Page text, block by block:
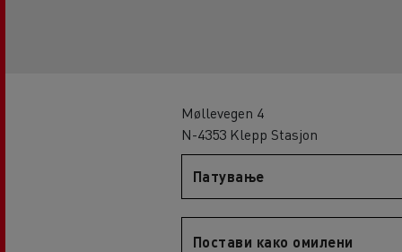
D Wide E-Tech
An engineer's dream
Design: the electric truck revolution
Møllevegen 4
N-4353 Klepp Stasjon
Патување
Постави како омилени